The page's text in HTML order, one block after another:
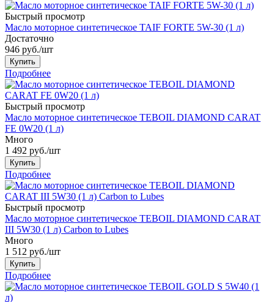
Быстрый просмотр
Масло моторное синтетическое TAIF FORTE 5W-30 (1 л)
Достаточно
946 руб./шт
Купить
Подробнее
Быстрый просмотр
Масло моторное синтетическое TEBOIL DIAMOND CARAT
FE 0W20 (1 л)
Много
1 492 руб./шт
Купить
Подробнее
Быстрый просмотр
Масло моторное синтетическое TEBOIL DIAMOND CARAT
III 5W30 (1 л) Carbon to Lubes
Много
1 512 руб./шт
Купить
Подробнее